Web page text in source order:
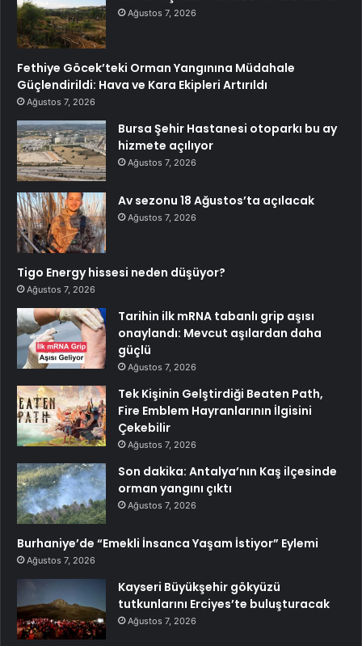
Ağustos 7, 2026
Fethiye Göcek’teki Orman Yangınına Müdahale
Güçlendirildi: Hava ve Kara Ekipleri Artırıldı
Ağustos 7, 2026
Bursa Şehir Hastanesi otoparkı bu ay
hizmete açılıyor
Ağustos 7, 2026
Av sezonu 18 Ağustos’ta açılacak
Ağustos 7, 2026
Tigo Energy hissesi neden düşüyor?
Ağustos 7, 2026
Tarihin ilk mRNA tabanlı grip aşısı
onaylandı: Mevcut aşılardan daha
güçlü
Ağustos 7, 2026
Tek Kişinin Gelştirdiği Beaten Path,
Fire Emblem Hayranlarının İlgisini
Çekebilir
Ağustos 7, 2026
Son dakika: Antalya’nın Kaş ilçesinde
orman yangını çıktı
Ağustos 7, 2026
Burhaniye’de “Emekli İnsanca Yaşam İstiyor” Eylemi
Ağustos 7, 2026
Kayseri Büyükşehir gökyüzü
tutkunlarını Erciyes’te buluşturacak
Ağustos 7, 2026